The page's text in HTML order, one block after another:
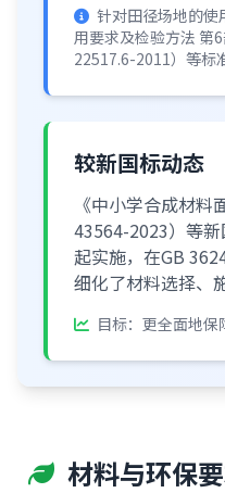
针对田径场地的使
用要求及检验方法 第
22517.6-2011）等标
较新国标动态
《中小学合成材
43564-2023）等
起实施，在GB
细化了材料选择、
目标：更全面地保
材料与环保